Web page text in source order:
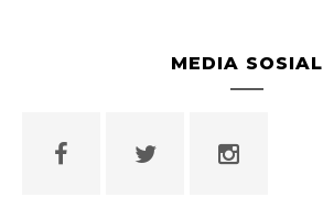
MEDIA SOSIAL